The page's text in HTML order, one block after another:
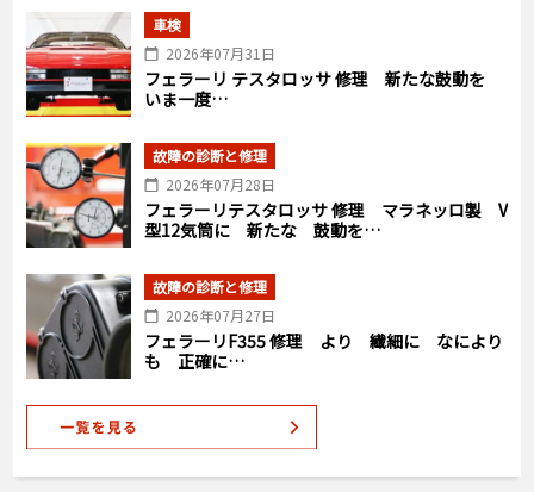
車検
2026年07月31日
フェラーリ テスタロッサ 修理 新たな鼓動を
いま一度…
故障の診断と修理
2026年07月28日
フェラーリテスタロッサ 修理 マラネッロ製 V
型12気筒に 新たな 鼓動を…
故障の診断と修理
2026年07月27日
フェラーリF355 修理 より 繊細に なにより
も 正確に…